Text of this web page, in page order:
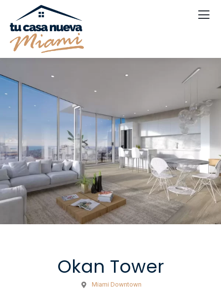
Okan Tower
Miami Downtown